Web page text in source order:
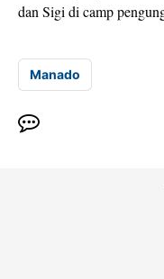
dan Sigi di camp
Manado